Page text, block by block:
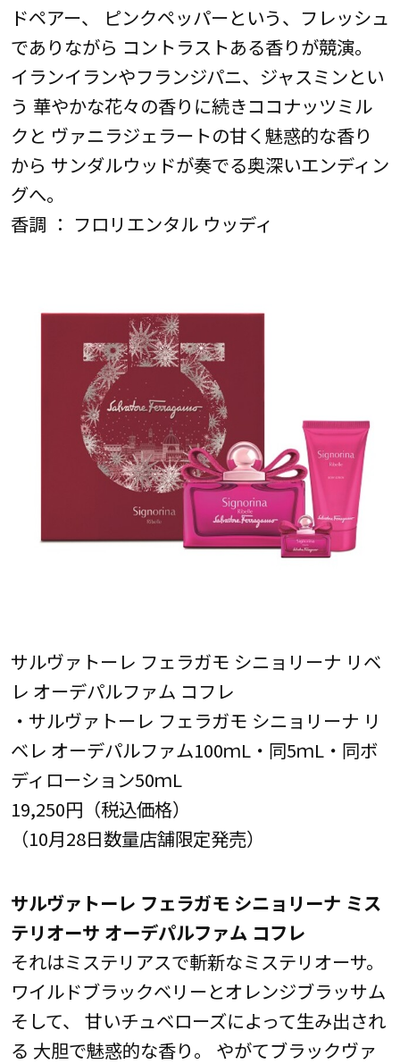
ドペアー、 ピンクペッパーという、フレッシュ
でありながら コントラストある香りが競演。
イランイランやフランジパニ、ジャスミンとい
う 華やかな花々の香りに続きココナッツミル
クと ヴァニラジェラートの甘く魅惑的な香り
から サンダルウッドが奏でる奥深いエンディン
グへ。
香調 ： フロリエンタル ウッディ
サルヴァトーレ フェラガモ シニョリーナ リベ
レ オーデパルファム コフレ
・サルヴァトーレ フェラガモ シニョリーナ リ
ベレ オーデパルファム100ｍL・同5ｍL・同ボ
ディローション50ｍL
19,250円（税込価格）
（10月28日数量店舗限定発売）
サルヴァトーレ フェラガモ シニョリーナ ミス
テリオーサ オーデパルファム コフレ
それはミステリアスで斬新なミステリオーサ。
ワイルドブラックベリーとオレンジブラッサム
そして、 甘いチュベローズによって生み出され
る 大胆で魅惑的な香り。 やがてブラックヴァ